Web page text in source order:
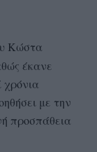
Κώστα
έκανε
χρόνια
με την
προσπάθεια